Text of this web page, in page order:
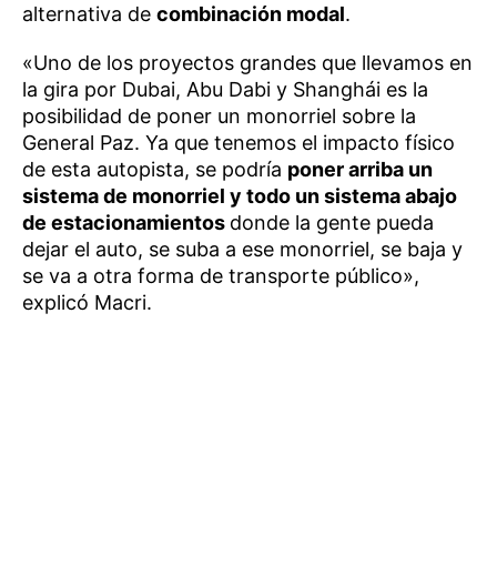
alternativa de combinación modal.
«Uno de los proyectos grandes que llevamos en
la gira por Dubai, Abu Dabi y Shanghái es la
posibilidad de poner un monorriel sobre la
General Paz. Ya que tenemos el impacto físico
de esta autopista, se podría poner arriba un
sistema de monorriel y todo un sistema abajo
de estacionamientos donde la gente pueda
dejar el auto, se suba a ese monorriel, se baja y
se va a otra forma de transporte público»,
explicó Macri.